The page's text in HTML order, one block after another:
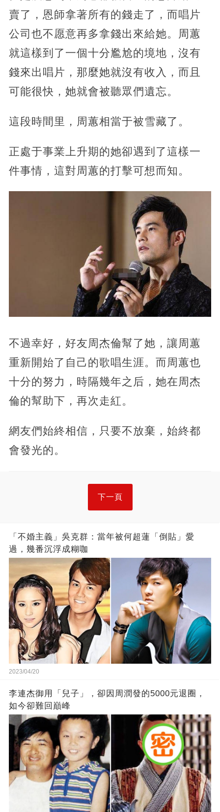
賣了，恩師拿著所有的錢走了，而唱片
公司也不愿意再多拿錢出來給她。周蕙
就這樣到了一個十分尷尬的境地，沒有
錢來出唱片，那麼她就沒有收入，而且
可能很快，她就會被聽眾們遺忘。
這段時間里，周蕙相當于被雪藏了。
正處于事業上升期的她卻遇到了這樣一
件事情，這對周蕙的打擊可想而知。
不過幸好，好友周杰倫幫了她，讓周蕙
重新開始了自己的歌唱生涯。而周蕙也
十分的努力，時隔幾年之后，她在周杰
倫的幫助下，再次走紅。
網友們始終相信，只要不放棄，始終都
會發光的。
下一頁
「不婚主義」吳克群：當年被何超蓮「倒貼」愛
過，幾番沉浮成糊咖
2023/04/20
李連杰御用「兒子」，卻因周潤發的5000元退圈，
如今卻難回巔峰